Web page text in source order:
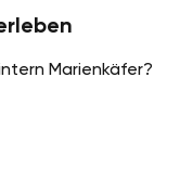
Marienkäfer?